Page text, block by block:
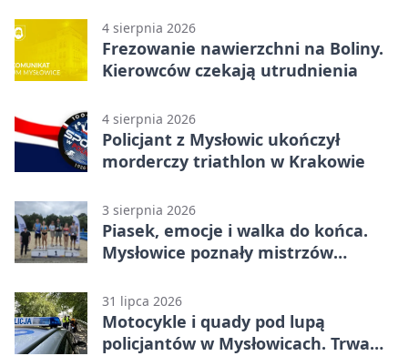
4 sierpnia 2026
Frezowanie nawierzchni na Boliny.
Kierowców czekają utrudnienia
4 sierpnia 2026
Policjant z Mysłowic ukończył
morderczy triathlon w Krakowie
3 sierpnia 2026
Piasek, emocje i walka do końca.
Mysłowice poznały mistrzów
31 lipca 2026
Motocykle i quady pod lupą
policjantów w Mysłowicach. Trwa